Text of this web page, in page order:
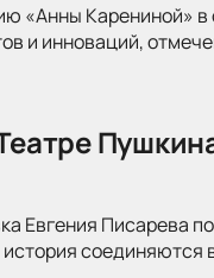
«Анны Карениной»
и инноваций,
Евгения Писарева
соединяются